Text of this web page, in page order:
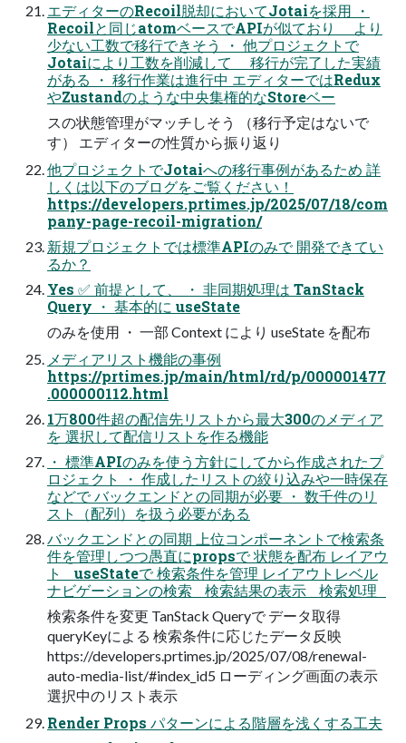
エディターのRecoil脱却においてJotaiを採用 ・
Recoilと同じatomベースでAPIが似ており より
少ない工数で移行できそう ・ 他プロジェクトで
Jotaiにより工数を削減して 移行が完了した実績
がある ・ 移行作業は進行中 エディターではRedux
やZustandのような中央集権的なStoreベー
スの状態管理がマッチしそう （移行予定はないで
す） エディターの性質から振り返り
他プロジェクトでJotaiへの移行事例があるため 詳
しくは以下のブログをご覧ください！
https://developers.prtimes.jp/2025/07/18/com
pany-page-recoil-migration/
新規プロジェクトでは標準APIのみで 開発できてい
るか？
Yes ✅ 前提として、 ・ 非同期処理は TanStack
Query ・ 基本的に useState
のみを使用 ・ 一部 Context により useState を配布
メディアリスト機能の事例
https://prtimes.jp/main/html/rd/p/000001477
.000000112.html
1万800件超の配信先リストから最大300のメディア
を 選択して配信リストを作る機能
・ 標準APIのみを使う方針にしてから作成されたプ
ロジェクト ・ 作成したリストの絞り込みや一時保存
などで バックエンドとの同期が必要 ・ 数千件のリ
スト（配列）を扱う必要がある
バックエンドとの同期 上位コンポーネントで検索条
件を管理しつつ愚直にpropsで 状態を配布 レイアウ
ト useStateで 検索条件を管理 レイアウトレベル
ナビゲーションの検索 検索結果の表示 検索処理
検索条件を変更 TanStack Queryで データ取得
queryKeyによる 検索条件に応じたデータ反映
https://developers.prtimes.jp/2025/07/08/renewal-
auto-media-list/#index_id5 ローディング画面の表示
選択中のリスト表示
Render Props パターンによる階層を浅くする工夫